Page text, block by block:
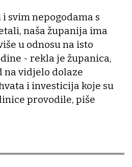
svim nepogodama s
naša županija ima
u odnosu na isto
- rekla je županica,
na vidjelo dolaze
i investicija koje su
provodile, piše